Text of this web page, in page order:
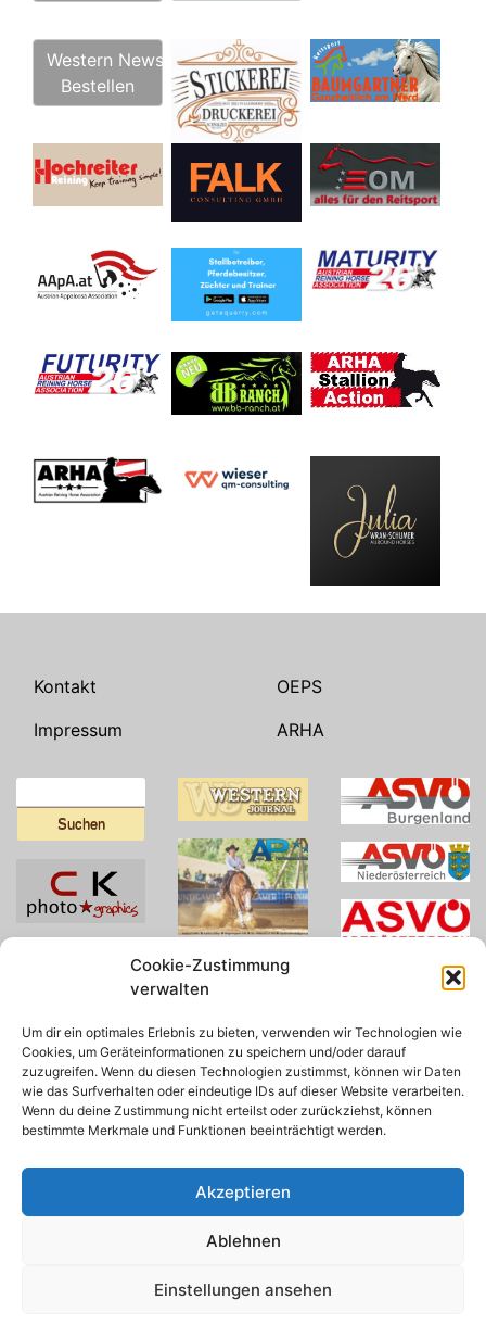
Cookie-Zustimmung
verwalten
Um dir ein optimales Erlebnis zu bieten, verwenden wir Technologien wie
Cookies, um Geräteinformationen zu speichern und/oder darauf
zuzugreifen. Wenn du diesen Technologien zustimmst, können wir Daten
wie das Surfverhalten oder eindeutige IDs auf dieser Website verarbeiten.
Wenn du deine Zustimmung nicht erteilst oder zurückziehst, können
bestimmte Merkmale und Funktionen beeinträchtigt werden.
Akzeptieren
Ablehnen
Einstellungen ansehen
Western News
Bestellen
Kontakt
Impressum
OEPS
ARHA
nach: